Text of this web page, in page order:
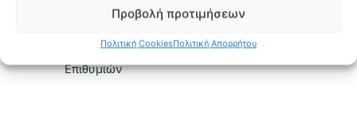
Προβολή προτιμήσεων
Πολιτική CookiesΠολιτική Απορρήτου
είναι:
18,90 €.
Προσθήκη στη Λίστα
Επιθυμιών
Προσθήκη στη Λίστα